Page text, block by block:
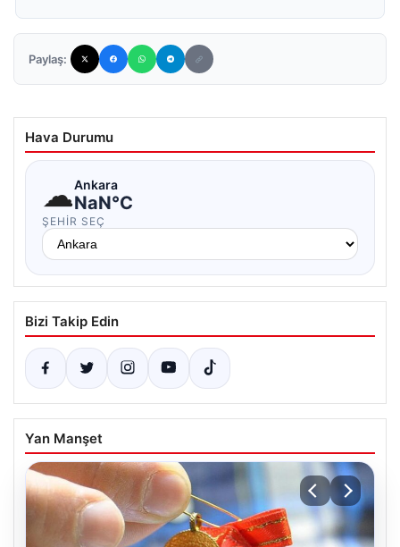
Paylaş:
Hava Durumu
☁Ankara
NaN°C
ŞEHIR SEÇ
Bizi Takip Edin
Yan Manşet